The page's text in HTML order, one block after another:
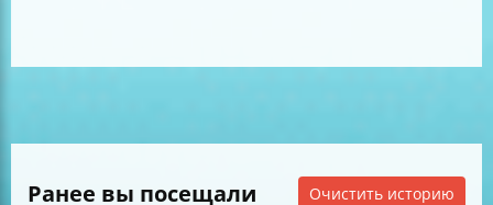
Ранее вы посещали Очистить историю